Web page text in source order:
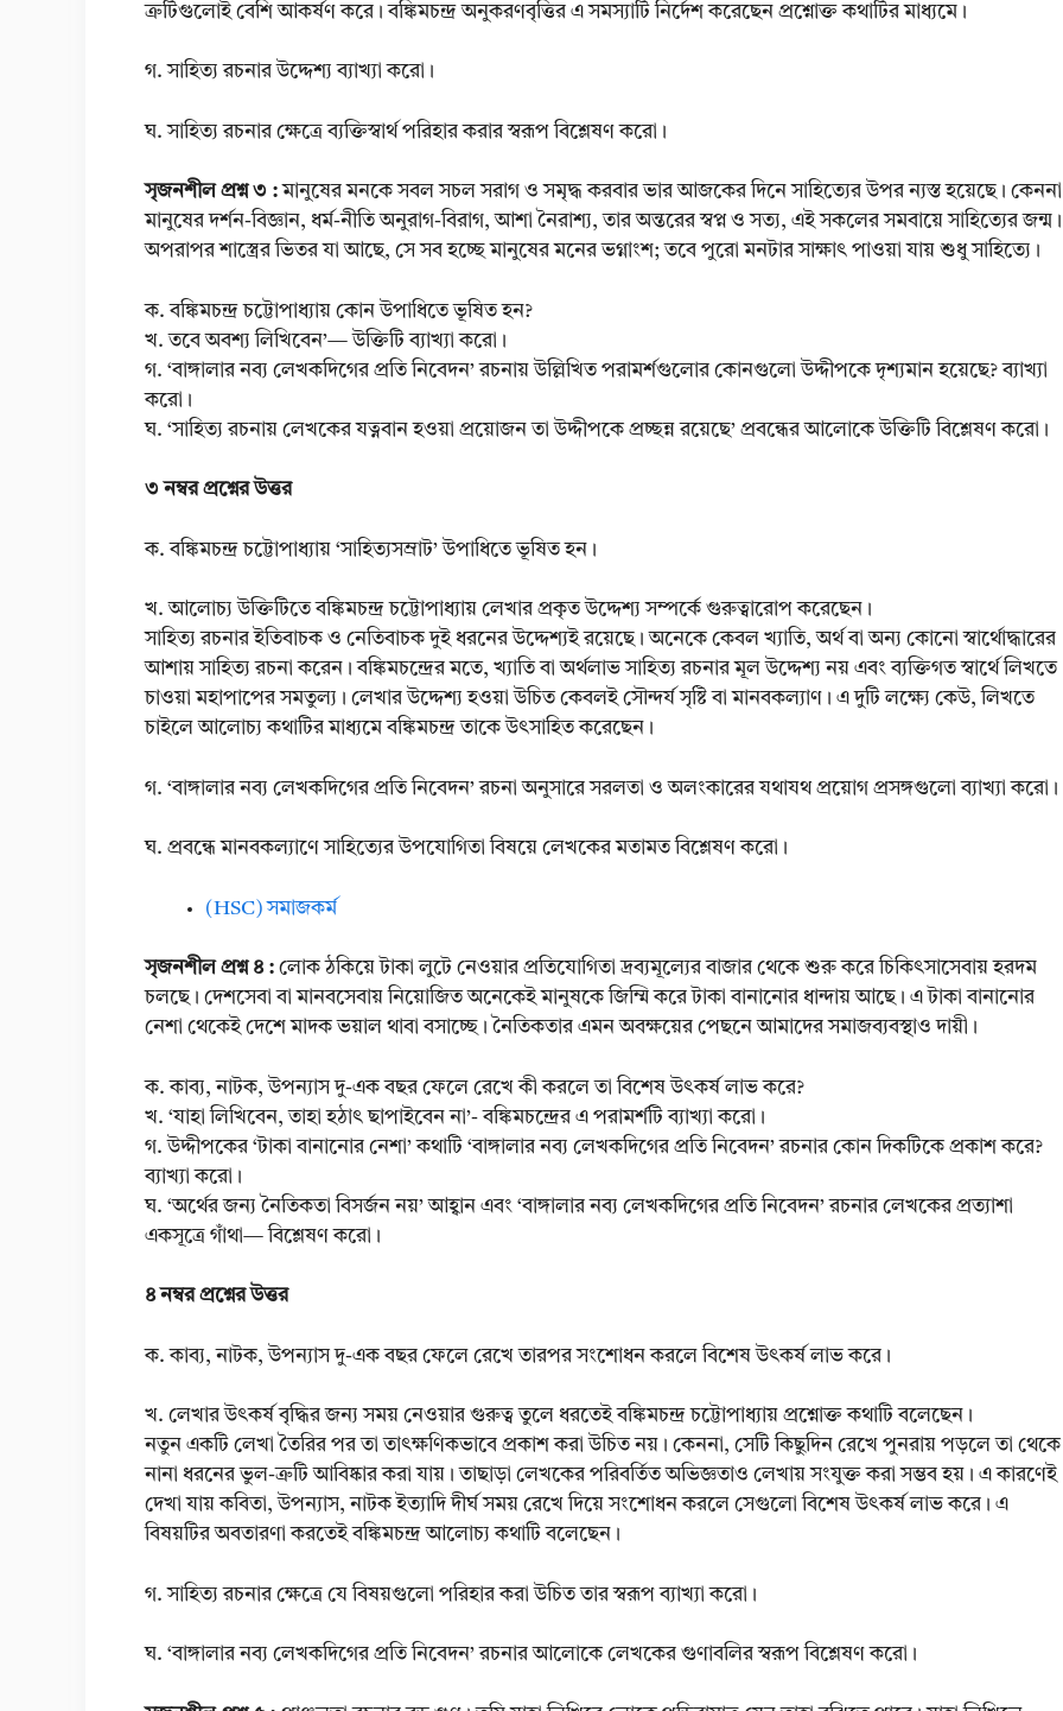
ত্রুটিগুলোই বেশি আকর্ষণ করে। বঙ্কিমচন্দ্র অনুকরণবৃত্তির এ সমস্যাটি নির্দেশ করেছেন প্রশ্নোক্ত কথাটির মাধ্যমে।
গ. সাহিত্য রচনার উদ্দেশ্য ব্যাখ্যা করো।
ঘ. সাহিত্য রচনার ক্ষেত্রে ব্যক্তিস্বার্থ পরিহার করার স্বরূপ বিশ্লেষণ করো।
সৃজনশীল প্রশ্ন ৩ :মানুষের মনকে সবল সচল সরাগ ও সমৃদ্ধ করবার ভার আজকের দিনে সাহিত্যের উপর ন্যস্ত হয়েছে। কেননা
মানুষের দর্শন-বিজ্ঞান, ধর্ম-নীতি অনুরাগ-বিরাগ, আশা নৈরাশ্য, তার অন্তরের স্বপ্ন ও সত্য, এই সকলের সমবায়ে সাহিত্যের জন্ম।
অপরাপর শাস্ত্রের ভিতর যা আছে, সে সব হচ্ছে মানুষের মনের ভগ্নাংশ; তবে পুরো মনটার সাক্ষাৎ পাওয়া যায় শুধু সাহিত্যে।
ক. বঙ্কিমচন্দ্র চট্টোপাধ্যায় কোন উপাধিতে ভূষিত হন?
খ. তবে অবশ্য লিখিবেন’— উক্তিটি ব্যাখ্যা করো।
গ. ‘বাঙ্গালার নব্য লেখকদিগের প্রতি নিবেদন’ রচনায় উল্লিখিত পরামর্শগুলোর কোনগুলো উদ্দীপকে দৃশ্যমান হয়েছে? ব্যাখ্যা
করো।
ঘ. ‘সাহিত্য রচনায় লেখকের যত্নবান হওয়া প্রয়োজন তা উদ্দীপকে প্রচ্ছন্ন রয়েছে’ প্রবন্ধের আলোকে উক্তিটি বিশ্লেষণ করো।
৩ নম্বর প্রশ্নের উত্তর
ক. বঙ্কিমচন্দ্র চট্টোপাধ্যায় ‘সাহিত্যসম্রাট’ উপাধিতে ভূষিত হন।
খ. আলোচ্য উক্তিটিতে বঙ্কিমচন্দ্র চট্টোপাধ্যায় লেখার প্রকৃত উদ্দেশ্য সম্পর্কে গুরুত্বারোপ করেছেন।
সাহিত্য রচনার ইতিবাচক ও নেতিবাচক দুই ধরনের উদ্দেশ্যই রয়েছে। অনেকে কেবল খ্যাতি, অর্থ বা অন্য কোনো স্বার্থোদ্ধারের
আশায় সাহিত্য রচনা করেন। বঙ্কিমচন্দ্রের মতে, খ্যাতি বা অর্থলাভ সাহিত্য রচনার মূল উদ্দেশ্য নয় এবং ব্যক্তিগত স্বার্থে লিখতে
চাওয়া মহাপাপের সমতুল্য। লেখার উদ্দেশ্য হওয়া উচিত কেবলই সৌন্দর্য সৃষ্টি বা মানবকল্যাণ। এ দুটি লক্ষ্যে কেউ, লিখতে
চাইলে আলোচ্য কথাটির মাধ্যমে বঙ্কিমচন্দ্র তাকে উৎসাহিত করেছেন।
গ. ‘বাঙ্গালার নব্য লেখকদিগের প্রতি নিবেদন’ রচনা অনুসারে সরলতা ও অলংকারের যথাযথ প্রয়োগ প্রসঙ্গগুলো ব্যাখ্যা করো।
ঘ. প্রবন্ধে মানবকল্যাণে সাহিত্যের উপযোগিতা বিষয়ে লেখকের মতামত বিশ্লেষণ করো।
(HSC) সমাজকর্ম
সৃজনশীল প্রশ্ন ৪ : লোক ঠকিয়ে টাকা লুটে নেওয়ার প্রতিযোগিতা দ্রব্যমূল্যের বাজার থেকে শুরু করে চিকিৎসাসেবায় হরদম
চলছে। দেশসেবা বা মানবসেবায় নিয়োজিত অনেকেই মানুষকে জিম্মি করে টাকা বানানোর ধান্দায় আছে। এ টাকা বানানোর
নেশা থেকেই দেশে মাদক ভয়াল থাবা বসাচ্ছে। নৈতিকতার এমন অবক্ষয়ের পেছনে আমাদের সমাজব্যবস্থাও দায়ী।
ক. কাব্য, নাটক, উপন্যাস দু-এক বছর ফেলে রেখে কী করলে তা বিশেষ উৎকর্ষ লাভ করে?
খ. ‘যাহা লিখিবেন, তাহা হঠাৎ ছাপাইবেন না’- বঙ্কিমচন্দ্রের এ পরামর্শটি ব্যাখ্যা করো।
গ. উদ্দীপকের ‘টাকা বানানোর নেশা’ কথাটি ‘বাঙ্গালার নব্য লেখকদিগের প্রতি নিবেদন’ রচনার কোন দিকটিকে প্রকাশ করে?
ব্যাখ্যা করো।
ঘ. ‘অর্থের জন্য নৈতিকতা বিসর্জন নয়’ আহ্বান এবং ‘বাঙ্গালার নব্য লেখকদিগের প্রতি নিবেদন’ রচনার লেখকের প্রত্যাশা
একসূত্রে গাঁথা— বিশ্লেষণ করো।
৪ নম্বর প্রশ্নের উত্তর
ক. কাব্য, নাটক, উপন্যাস দু-এক বছর ফেলে রেখে তারপর সংশোধন করলে বিশেষ উৎকর্ষ লাভ করে।
খ. লেখার উৎকর্ষ বৃদ্ধির জন্য সময় নেওয়ার গুরুত্ব তুলে ধরতেই বঙ্কিমচন্দ্র চট্টোপাধ্যায় প্রশ্নোক্ত কথাটি বলেছেন।
নতুন একটি লেখা তৈরির পর তা তাৎক্ষণিকভাবে প্রকাশ করা উচিত নয়। কেননা, সেটি কিছুদিন রেখে পুনরায় পড়লে তা থেকে
নানা ধরনের ভুল-ত্রুটি আবিষ্কার করা যায়। তাছাড়া লেখকের পরিবর্তিত অভিজ্ঞতাও লেখায় সংযুক্ত করা সম্ভব হয়। এ কারণেই
দেখা যায় কবিতা, উপন্যাস, নাটক ইত্যাদি দীর্ঘ সময় রেখে দিয়ে সংশোধন করলে সেগুলো বিশেষ উৎকর্ষ লাভ করে। এ
বিষয়টির অবতারণা করতেই বঙ্কিমচন্দ্র আলোচ্য কথাটি বলেছেন।
গ. সাহিত্য রচনার ক্ষেত্রে যে বিষয়গুলো পরিহার করা উচিত তার স্বরূপ ব্যাখ্যা করো।
ঘ. ‘বাঙ্গালার নব্য লেখকদিগের প্রতি নিবেদন’ রচনার আলোকে লেখকের গুণাবলির স্বরূপ বিশ্লেষণ করো।